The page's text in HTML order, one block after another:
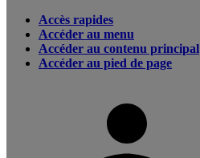
Accès rapides
Accéder au menu
Accéder au contenu principal
Accéder au pied de page